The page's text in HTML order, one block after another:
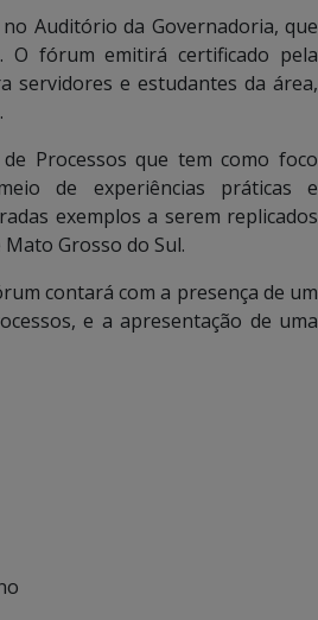
Auditório da Governadoria, que
O fórum emitirá certificado pela
servidores e estudantes da área,
.
Processos que tem como foco
de experiências práticas e
exemplos a serem replicados
Grosso do Sul.
contará com a presença de um
e a apresentação de uma